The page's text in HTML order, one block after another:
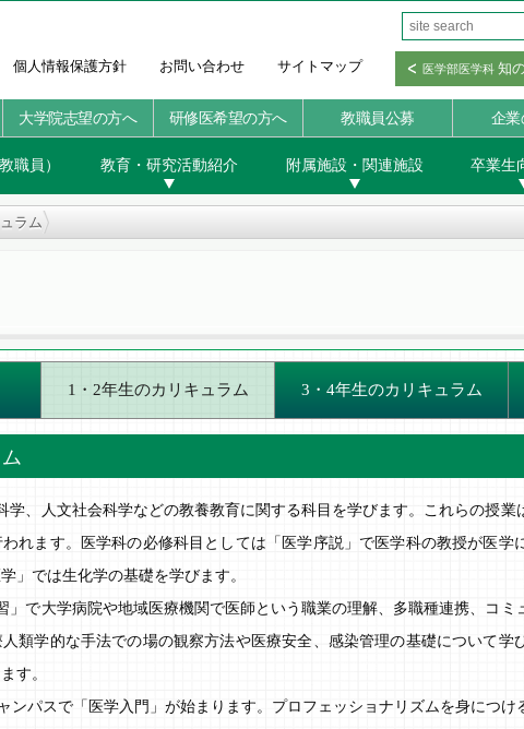
個人情報保護方針 お問い合わせ サイトマップ 医学部医学科 知
大学院志望の方へ 研修医希望の方へ 教職員公募 企業
職員） 教育・研究活動紹介 附属施設・関連施設 卒業生
ラム
1・2年生のカリキュラム 3・4年生のカリキュラム
学、人文社会科学などの教養教育に関する科目を学びます。これらの授業
れます。医学科の必修科目としては「医学序説」で医学科の教授が医学
」では生化学の基礎を学びます。
」で大学病院や地域医療機関で医師という職業の理解、多職種連携、コミ
類学的な手法での場の観察方法や医療安全、感染管理の基礎について学
す。
ンパスで「医学入門」が始まります。プロフェッショナリズムを身につけ